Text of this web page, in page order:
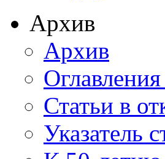
Архив
Архив
Статьи в
Указатель